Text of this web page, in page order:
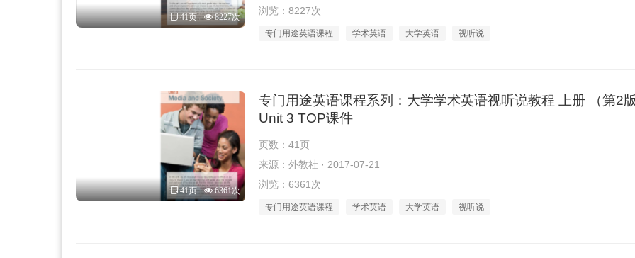
41页 8227次
浏览：8227次
专门用途英语课程 学术英语 大学英语 视听说
41页 6361次
专门用途英语课程系列：大学学术英语视听说教程 上册 （第2版
Unit 3 TOP课件
页数：41页
来源：外教社 · 2017-07-21
浏览：6361次
专门用途英语课程 学术英语 大学英语 视听说